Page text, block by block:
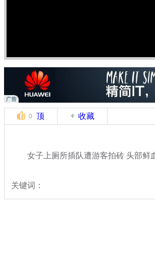
0 顶 收藏
女子上厕所插队遭游客拍砖 头部鲜
关键词：